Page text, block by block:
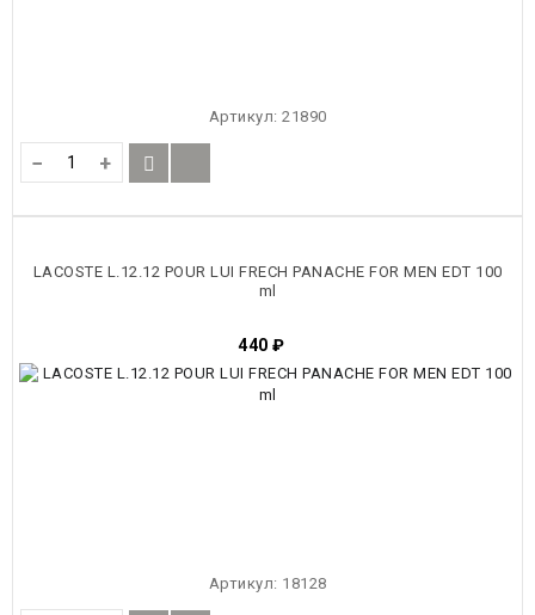
Артикул: 21890
− +
LACOSTE L.12.12 POUR LUI FRECH PANACHE FOR MEN EDT 100
ml
440 ₽
Артикул: 18128